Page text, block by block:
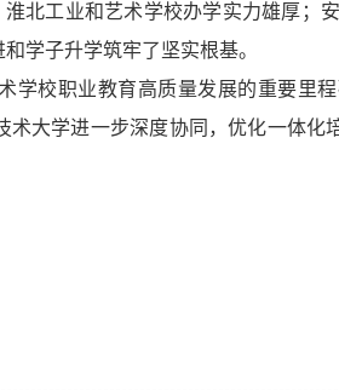
北工业和艺术学校办学实力雄厚；
学子升学筑牢了坚实根基。
学校职业教育高质量发展的重要里
大学进一步深度协同，优化一体